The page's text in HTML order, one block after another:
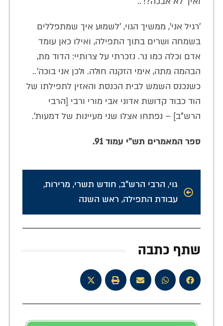
'רגיל אני', ממשיך הגוי, 'לשמוע איך שמתפללים
בשמחה ושרים בתוך התפילה, ואילו כאן עומד
אדם וכלה כמו נר. נזכרתי על צרותיי: הדוד מת,
הבהמה מתה, אימי הזקנה חולה. ולכן אני בוכה'..
כשנכנס השמש לבית הכנסת והאזין לתפילתו של
הוד כבוד קדושת אדוני אבי מורי ורבי [הרבי
הרש"ב] – נפתחו אצלו שני מעיינות של דמעות'.
ספר המאמרים תש"י עמוד 91.
גוי, הרבי הרש"ב, חודש תשרי, מרירות,
עבודת התפילה, ראש השנה
שתף כתבה